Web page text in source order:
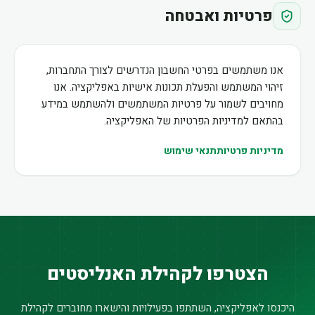
פרטיות ואבטחה
אנו משתמשים בפרטי החשבון הנדרשים לצורך התחברות,
זיהוי המשתמש והפעלת תכונות אישיות באפליקציה. אנו
מחויבים לשמור על פרטיות המשתמשים ולהשתמש במידע
בהתאם למדיניות הפרטיות של האפליקציה.
מדיניות פרטיותתנאי שימוש
הצטרפו לקהילת האנליסטים
היכנסו לאפליקציה, השתתפו בפעילויות והישארו מחוברים לקהילת